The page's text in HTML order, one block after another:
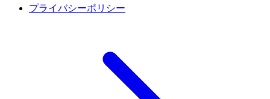
プライバシーポリシー